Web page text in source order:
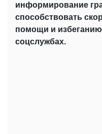
информирование
способствовать
помощи и избеганию
соцслужбах.